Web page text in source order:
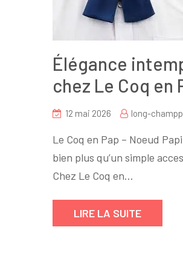
Élégance
chez Le Coq en
12 mai 2026 long-
Le Coq en Pap – Noeud
bien plus qu’un simple
Chez Le Coq en…
LIRE LA SUITE